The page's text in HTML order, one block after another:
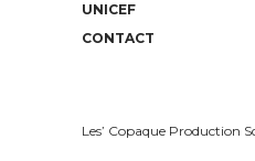
UNICEF
CONTACT
Les’ Copaque Production